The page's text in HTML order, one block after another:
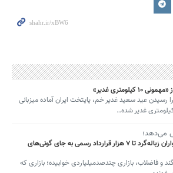
۱۰ کیلومتری غدیر»
رسیدن عید سعید غدیر خم، پایتخت ایران آماده میزبانی
می‌دهد؛
از پورشه‌سواران زباله‌گرد تا ۷ هزار قرارداد رسمی به جای گونی‌های
و فاضلاب، بازاری چندصدمیلیاردی خوابیده؛ بازاری که